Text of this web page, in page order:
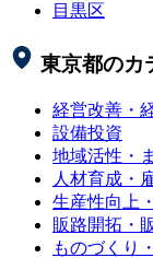
目黒区
東京都のカ
経営改善・
設備投資
地域活性・
人材育成・
生産性向上
販路開拓・
ものづくり